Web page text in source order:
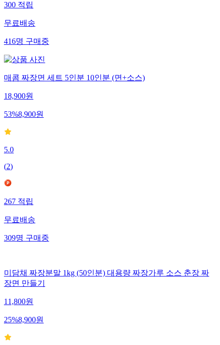
300 적립
무료배송
416명 구매중
매콤 짜장면 세트 5인분 10인분 (면+소스)
18,900원
53%8,900원
5.0
(2)
267 적립
무료배송
309명 구매중
미담채 짜장분말 1kg (50인분) 대용량 짜장가루 소스 춘장 짜
장면 만들기
11,800원
25%8,900원